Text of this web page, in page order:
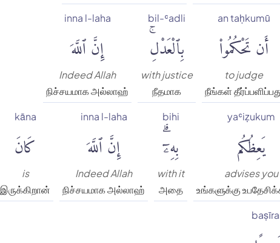
an taḥkumū
أَن تَحْكُمُوا۟
to judge
நீங்கள்
bil-ʿadli
بِٱلْعَدْلِۚ
with justice
நீதமாக
inna l-laha
إِنَّ ٱللَّهَ
Indeed Allah
நிச்சயமாக அல்லாஹ்
yaʿiẓukum
يَعِظُكُم
advises you
உங்களுக்கு
bihi
بِهِۦٓۗ
with it
அதை
inna l-laha
إِنَّ ٱللَّهَ
Indeed Allah
நிச்சயமாக அல்லாஹ்
kāna
كَانَ
is
இருக்கிறான்